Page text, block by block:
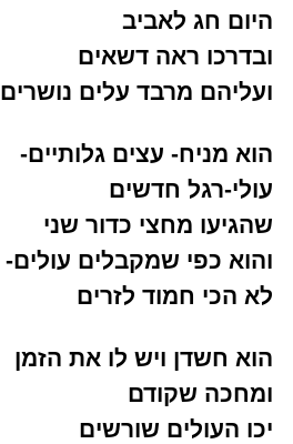
היום חג לאביב
ובדרכו ראה דשאים
ועליהם מרבד עלים נושרים
הוא מניח- עצים גלותיים-
עולי-רגל חדשים
שהגיעו מחצי כדור שני
והוא כפי שמקבלים עולים-
לא הכי חמוד לזרים
הוא חשדן ויש לו את הזמן
ומחכה שקודם
יכו העולים שורשים